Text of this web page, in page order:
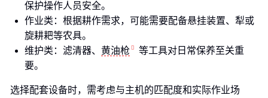
保护操作人员安全。
作业类：根据耕作需求，可能需要配备悬挂装置、犁或
旋耕耙等农具。
维护类：滤清器、 黄油枪
等工具对日常保养至关重
要。
选择配套设备时，需考虑与主机的匹配度和实际作业场